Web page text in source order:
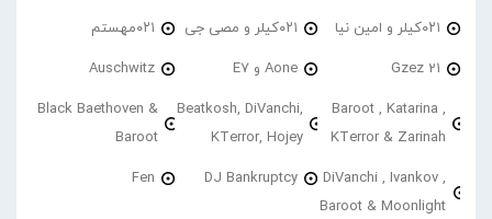
۰۲۱کیلر و امین نیا ۰۲۱کیلر و مصی جی ۰۲۱مهستم
21 Gzez Aone و E7 Auschwitz
Baroot , Katarina ,
KTerror & Zarinah
Beatkosh, DiVanchi,
KTerror, Hojey
Black Baethoven &
Baroot
DiVanchi , Ivankov ,
Baroot & Moonlight
DJ Bankruptcy
Fen